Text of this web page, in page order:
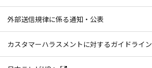
外部送信規律に係る通知・公表
カスタマーハラスメントに対するガイドライン